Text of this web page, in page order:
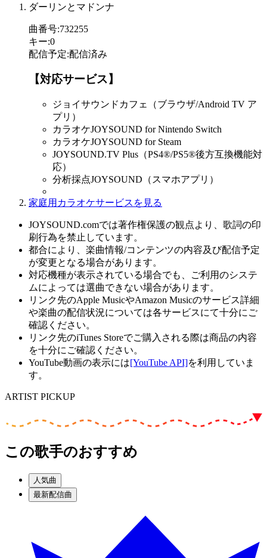
ダーリンとマドンナ
曲番号:732255
キー:0
配信予定:配信済み
【対応サービス】
ジョイサウンドカフェ（ブラウザ/Android TV ア
プリ）
カラオケJOYSOUND for Nintendo Switch
カラオケJOYSOUND for Steam
JOYSOUND.TV Plus（PS4®/PS5®後方互換機能対
応）
分析採点JOYSOUND（スマホアプリ）
家庭用カラオケサービスを見る
JOYSOUND.comでは著作権保護の観点より、歌詞の印
刷行為を禁止しています。
都合により、楽曲情報/コンテンツの内容及び配信予定
が変更となる場合があります。
対応機種が表示されている場合でも、ご利用のシステ
ムによっては選曲できない場合があります。
リンク先のApple MusicやAmazon Musicのサービス詳細
や楽曲の配信状況については各サービスにて十分にご
確認ください。
リンク先のiTunes Storeでご購入される際は商品の内容
を十分にご確認ください。
YouTube動画の表示には[YouTube API]を利用していま
す。
ARTIST PICKUP
この歌手のおすすめ
人気曲
最新配信曲